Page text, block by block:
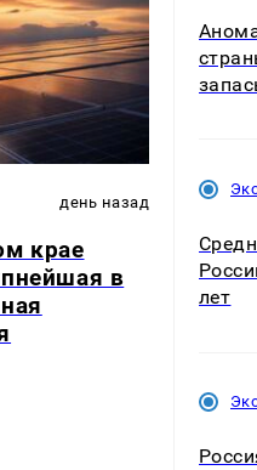
день назад
крае
в
лет